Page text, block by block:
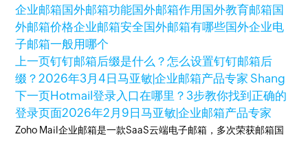
企业邮箱国外邮箱功能国外邮箱作用 国外教育邮箱国
外邮箱价格企业邮箱安全国外邮箱有哪些国外企业电
子邮箱一般用哪个
上一页钉钉邮箱后缀是什么？怎么设置钉钉邮箱后
缀？2026年3月4日马亚敏|企业邮箱产品专家 Shang
下一页Hotmail登录入口在哪里？3步教你找到正确的
登录页面2026年2月9日马亚敏|企业邮箱产品专家
Zoho Mail企业邮箱是一款SaaS云端电子邮箱，多次荣获邮箱国